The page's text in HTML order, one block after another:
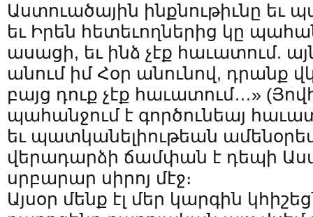
Աստուածային ինքնութիւնը եւ
եւ Իրեն հետեւողներից կը
ասացի, եւ ինձ չէք հաւատում.
անում իմ Հօր անունով, դրանք
բայց դուք չէք հաւատում…»
պահանջում է գործունեայ
եւ պատկանելիութեան
վերադարձի ճամփան է դեպի
սրբարար սիրոյ մէջ։
Այսօր մենք էլ մեր կարգին